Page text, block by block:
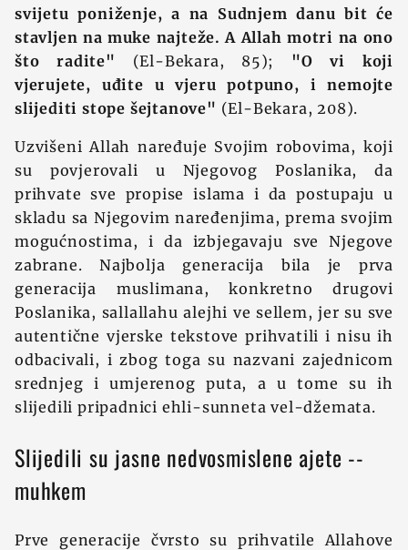
svijetu poniženje, a na Sudnjem danu bit će
stavljen na muke najteže. A Allah motri na ono
što radite" (El-Bekara, 85); "O vi koji
vjerujete, uđite u vjeru potpuno, i nemojte
slijediti stope šejtanove" (El-Bekara, 208).
Uzvišeni Allah naređuje Svojim robovima, koji
su povjerovali u Njegovog Poslanika, da
prihvate sve propise islama i da postupaju u
skladu sa Njegovim naređenjima, prema svojim
mogućnostima, i da izbjegavaju sve Njegove
zabrane. Najbolja generacija bila je prva
generacija muslimana, konkretno drugovi
Poslanika, sallallahu alejhi ve sellem, jer su sve
autentične vjerske tekstove prihvatili i nisu ih
odbacivali, i zbog toga su nazvani zajednicom
srednjeg i umjerenog puta, a u tome su ih
slijedili pripadnici ehli-sunneta vel-džemata.
Slijedili su jasne nedvosmislene ajete --
muhkem
Prve generacije čvrsto su prihvatile Allahove